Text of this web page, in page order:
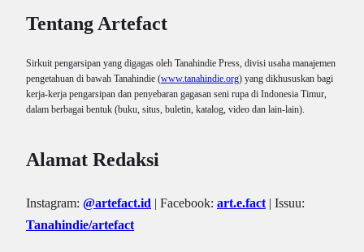
Tentang Artefact
Sirkuit pengarsipan yang digagas oleh Tanahindie Press, divisi usaha manajemen
pengetahuan di bawah Tanahindie (www.tanahindie.org) yang dikhususkan bagi
kerja-kerja pengarsipan dan penyebaran gagasan seni rupa di Indonesia Timur,
dalam berbagai bentuk (buku, situs, buletin, katalog, video dan lain-lain).
Alamat Redaksi
Instagram: @artefact.id | Facebook: art.e.fact | Issuu:
Tanahindie/artefact